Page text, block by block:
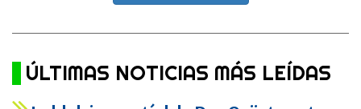
ÚLTIMAS NOTICIAS MÁS LEÍDAS